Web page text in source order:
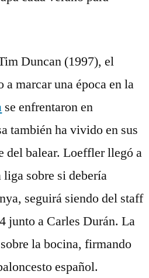
Duncan (1997), el
marcar una época en la
se enfrentaron en
también ha vivido en sus
del balear. Loeffler llegó a
sobre si debería
seguirá siendo del staff
junto a Carles Durán. La
la bocina, firmando
español.